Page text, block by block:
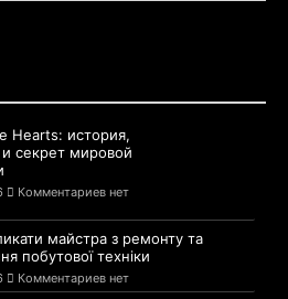
Hearts: история,
секрет мировой
Комментариев нет
майстра з ремонту та
побутової техніки
Комментариев нет